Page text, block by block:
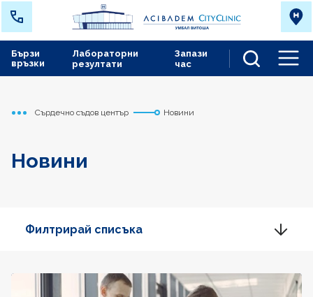
Лабораторни
резултати
Запази
час
Бързи
връзки
Начало
Сърдечно съдов център Новини
Новини
Филтрирай списъка